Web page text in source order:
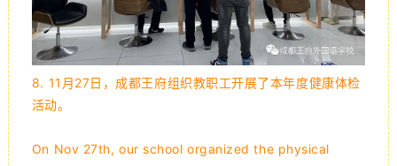
8. 11月27日，成都王府组织教职工开展了本年度健康体检
活动。
On Nov 27th, our school organized the physical